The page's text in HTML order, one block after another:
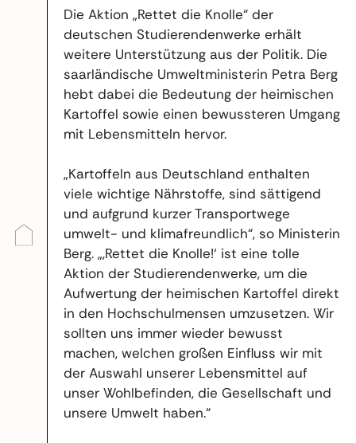
Die Aktion „Rettet die Knolle“ der
deutschen Studierendenwerke erhält
weitere Unterstützung aus der Politik. Die
saarländische Umweltministerin Petra Berg
hebt dabei die Bedeutung der heimischen
Kartoffel sowie einen bewussteren Umgang
mit Lebensmitteln hervor.
„Kartoffeln aus Deutschland enthalten
viele wichtige Nährstoffe, sind sättigend
und aufgrund kurzer Transportwege
umwelt- und klimafreundlich“, so Ministerin
Berg. „‚Rettet die Knolle!‘ ist eine tolle
Aktion der Studierendenwerke, um die
Aufwertung der heimischen Kartoffel direkt
in den Hochschulmensen umzusetzen. Wir
sollten uns immer wieder bewusst
machen, welchen großen Einfluss wir mit
der Auswahl unserer Lebensmittel auf
unser Wohlbefinden, die Gesellschaft und
unsere Umwelt haben.“